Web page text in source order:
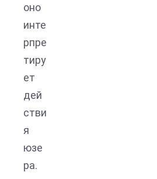
оно
инте
рпре
тиру
ет
дей
стви
я
юзе
ра.